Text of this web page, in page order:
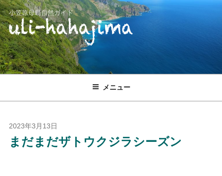
コ
ン
テ
ン
ツ
へ
ス
ッ
小笠原母島自然ガイド
メニュー
投
稿
日:
2023年3月13日
まだまだザトウクジラシーズン